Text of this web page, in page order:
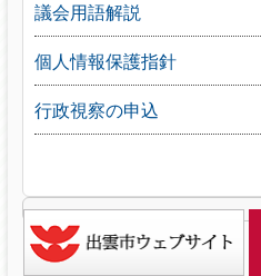
議会用語解説
個人情報保護指針
行政視察の申込